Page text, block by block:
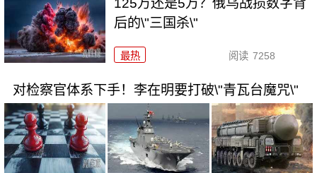
后的\"三国杀\"
最热 阅读 7258
对检察官体系下手！李在明要打破\"青瓦台魔咒\"